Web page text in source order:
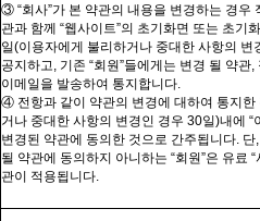
③ “회사”가 본 약관의 내용을 변경하는 경우
관과 함께 “웹사이트”의 초기화면 또는 초기
일(이용자에게 불리하거나 중대한 사항의 변
공지하고
기존 “회원”들에게는 변경 될 약관
이메일을 발송하여 통지합니다
④ 전항과 같이 약관의 변경에 대하여 통지한
거나 중대한 사항의 변경인 경우 30일)내에 “
변경된 약관에 동의한 것으로 간주됩니다 단
될 약관에 동의하지 아니하는 “회원”은 유료
관이 적용됩니다